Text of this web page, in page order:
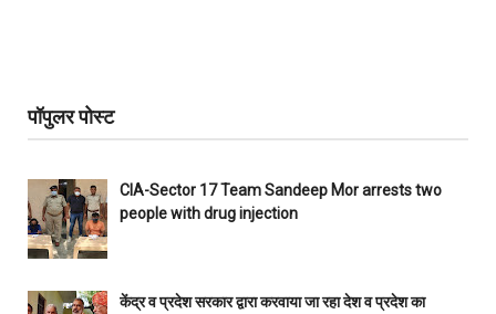
पॉपुलर पोस्ट
CIA-Sector 17 Team Sandeep Mor arrests two
people with drug injection
केंद्र व प्रदेश सरकार द्वारा करवाया जा रहा देश व प्रदेश का